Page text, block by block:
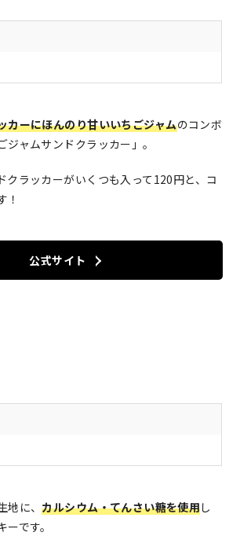
カーにほんのり甘いいちごジャムのコンボ
ャムサンドクラッカー」。
クラッカーがいくつも入って120円と、コ
！
公式サイト
地に、カルシウム・てんさい糖を使用し
です。